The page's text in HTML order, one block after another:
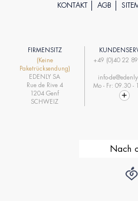
KONTAKT AGB
FIRMENSITZ
(Keine
Paketrücksendung)
EDENLY SA
Rue de Rive 4
1204 Genf
SCHWEIZ
+49 (0)40 22
info-
Mo - Fr: 09.30 -
Nach